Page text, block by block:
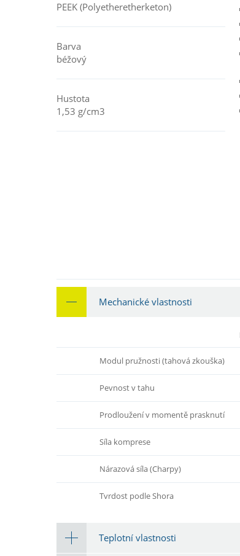
PEEK (Polyetheretherketon)
Barva
béžový
Hustota
1,53 g/cm3
Mechanické vlastnosti
Modul pružnosti (tahová zkouška)
Pevnost v tahu
Prodloužení v momentě prasknutí
Síla komprese
Nárazová síla (Charpy)
Tvrdost podle Shora
Teplotní vlastnosti